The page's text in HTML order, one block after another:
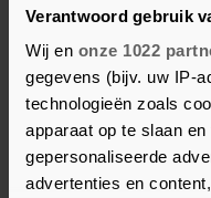
Verantwoord gebruik
Wij en onze 1022
gegevens (bijv. uw IP-
technologieën zoals
apparaat op te slaan
gepersonaliseerde
advertenties en
Belgische Kirsten
Mirza in twee sets: